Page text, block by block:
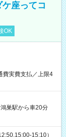
座ってコ
OK
費実費支払／上限4
鴻巣駅から車20分
15:10）